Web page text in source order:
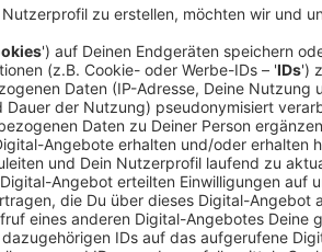
Doch für den in Ungnade gefallenen
dadurch die große Chance zur
Millionenmetropole ausfindig machen.
Um Manhattan vom New Yorker
Geschichte alle 21 Brücken
Katz- und Maus-Spiel werden während
verwässert. Davis kommt einer riesigen